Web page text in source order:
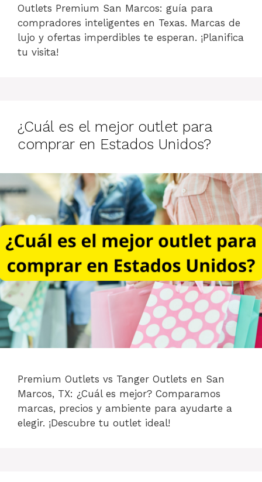
Outlets Premium San Marcos: guía para
compradores inteligentes en Texas. Marcas de
lujo y ofertas imperdibles te esperan. ¡Planifica
tu visita!
¿Cuál es el mejor outlet para
comprar en Estados Unidos?
Premium Outlets vs Tanger Outlets en San
Marcos, TX: ¿Cuál es mejor? Comparamos
marcas, precios y ambiente para ayudarte a
elegir. ¡Descubre tu outlet ideal!